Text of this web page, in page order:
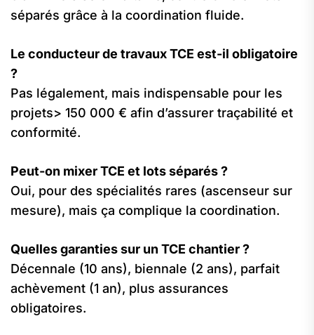
séparés grâce à la coordination fluide.
Le conducteur de travaux TCE est-il obligatoire
?
Pas légalement, mais indispensable pour les
projets> 150 000 € afin d’assurer traçabilité et
conformité.
Peut-on mixer TCE et lots séparés ?
Oui, pour des spécialités rares (ascenseur sur
mesure), mais ça complique la coordination.
Quelles garanties sur un TCE chantier ?
Décennale (10 ans), biennale (2 ans), parfait
achèvement (1 an), plus assurances
obligatoires.